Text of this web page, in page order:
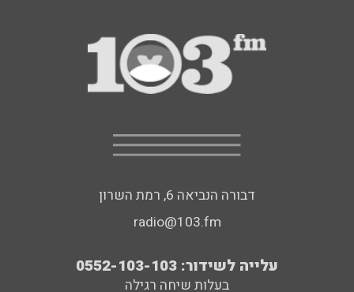
דבורה הנביאה 6, רמת השרון
radio@103.fm
עלייה לשידור: 0552-103-103
בעלות שיחה רגילה